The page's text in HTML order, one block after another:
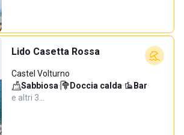
Lido Casetta Rossa
Castel Volturno
Sabbiosa· Doccia calda· Bar·
e altri 3…